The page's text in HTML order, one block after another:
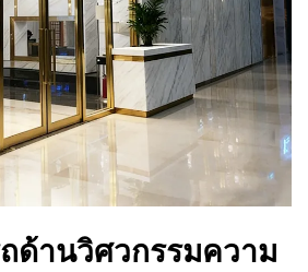
ด้านวิศวกรรมความ